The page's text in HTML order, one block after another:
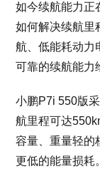
如今续航能力正
如何解决续航里
航、低能耗动力
可靠的续航能力
小鹏P7i 550版
航里程可达
容量、重量轻的
更低的能量损耗